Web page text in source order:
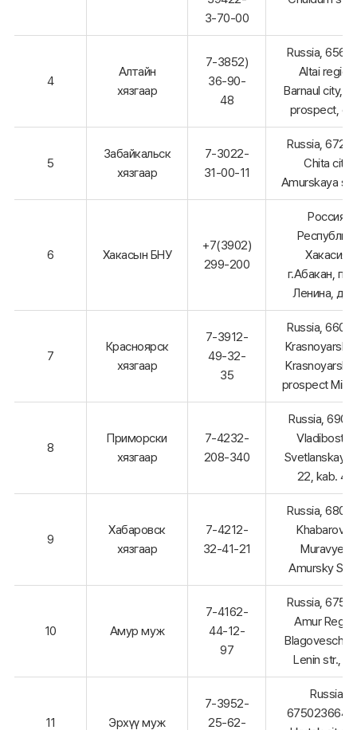
3-70-00
4
Алтайн
хязгаар
7-3852)
36-90-
48
Russia,
Altai region,
Barnaul city,
prospect, d.
5
Забайкальск
хязгаар
7-3022-
31-00-11
Russia,
Chita city,
Amurskaya
6 Хакасын БНУ
+7(3902)
299-200
Россия,
Хакасия,
г.Абакан,
Ленина, д.
7
Красноярск
хязгаар
7-3912-
49-32-
35
Russia,
Krasnoyarsk
Krasnoyarsk
prospect Mira,
8
Приморски
хязгаар
7-4232-
208-340
Russia,
Svetlanskaya
22, kab.
9
Хабаровск
хязгаар
7-4212-
32-41-21
Russia,
Muravyev-
Amursky St.,
10 Амур муж
7-4162-
44-12-
97
Russia,
Amur
Lenin str.,
11 Эрхүү муж
7-3952-
25-62-
Russia,